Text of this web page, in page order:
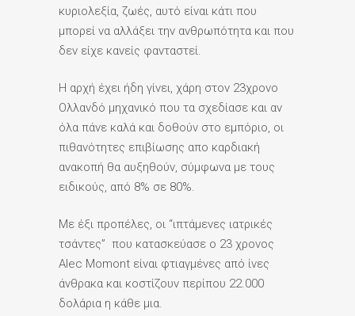
κυριολεξία, ζωές, αυτό είναι κάτι που
μπορεί να αλλάξει την ανθρωπότητα και που
δεν είχε κανείς φανταστεί.
Η αρχή έχει ήδη γίνει, χάρη στον 23χρονο
Ολλανδό μηχανικό που τα σχεδίασε και αν
όλα πάνε καλά και δοθούν στο εμπόριο, οι
πιθανότητες επιβίωσης απο καρδιακή
ανακοπή θα αυξηθούν, σύμφωνα με τους
ειδικούς, από 8% σε 80%.
Με έξι προπέλες, οι “ιπτάμενες ιατρικές
τσάντες” που κατασκεύασε ο 23 χρονος
Alec Momont είναι φτιαγμένες από ίνες
άνθρακα και κοστίζουν περίπου 22.000
δολάρια η κάθε μια.